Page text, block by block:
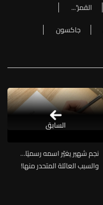
القمر"...
جاكسون
نجم شهير يغيّر اسمه رسميًا…
والسبب العائلة المتحدر منها!
السابق